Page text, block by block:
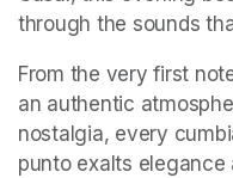
through the sounds
From the very first
an authentic
nostalgia, every
punto exalts